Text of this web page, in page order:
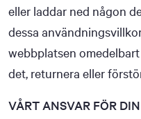
eller laddar ned någon
dessa
webbplatsen
det, returnera eller
VÅRT ANSVAR FÖR